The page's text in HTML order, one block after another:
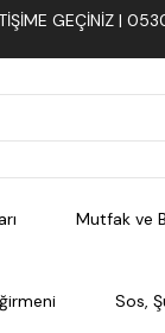
GEÇINIZ |
Mutfak ve
Sos,